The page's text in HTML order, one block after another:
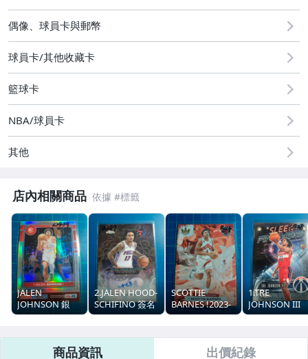
偶像、球員卡與郵幣
球員卡/其他收藏卡
籃球卡
NBA/球員卡
其他
店內相關商品
JALEN
JOHNSON 銀
亮!2024-25
版
2.JALEN HOOD-
SCHIFINO 簽名
卡!2025-26
CHROME
SCOTTIE
BARNES !2023-
24 COURT
1.TRE
JOHNSON III
RC FINISHERS
TOPPS
CHROME
商品資訊 出價紀錄